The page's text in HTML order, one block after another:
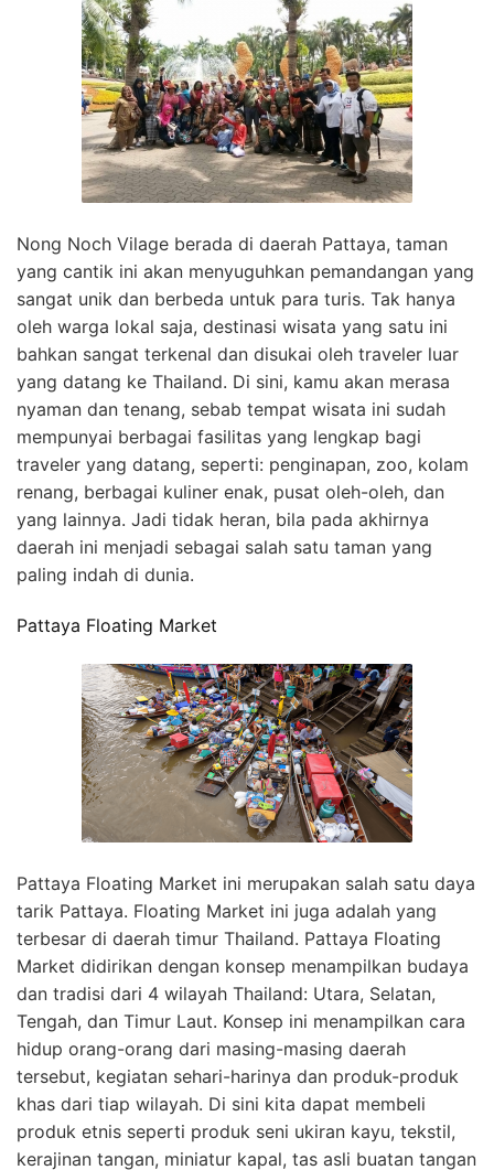
Nong Noch Vilage berada di daerah Pattaya, taman
yang cantik ini akan menyuguhkan pemandangan yang
sangat unik dan berbeda untuk para turis. Tak hanya
oleh warga lokal saja, destinasi wisata yang satu ini
bahkan sangat terkenal dan disukai oleh traveler luar
yang datang ke Thailand. Di sini, kamu akan merasa
nyaman dan tenang, sebab tempat wisata ini sudah
mempunyai berbagai fasilitas yang lengkap bagi
traveler yang datang, seperti: penginapan, zoo, kolam
renang, berbagai kuliner enak, pusat oleh-oleh, dan
yang lainnya. Jadi tidak heran, bila pada akhirnya
daerah ini menjadi sebagai salah satu taman yang
paling indah di dunia.
Pattaya Floating Market
Pattaya Floating Market ini merupakan salah satu daya
tarik Pattaya. Floating Market ini juga adalah yang
terbesar di daerah timur Thailand. Pattaya Floating
Market didirikan dengan konsep menampilkan budaya
dan tradisi dari 4 wilayah Thailand: Utara, Selatan,
Tengah, dan Timur Laut. Konsep ini menampilkan cara
hidup orang-orang dari masing-masing daerah
tersebut, kegiatan sehari-harinya dan produk-produk
khas dari tiap wilayah. Di sini kita dapat membeli
produk etnis seperti produk seni ukiran kayu, tekstil,
kerajinan tangan, miniatur kapal, tas asli buatan tangan